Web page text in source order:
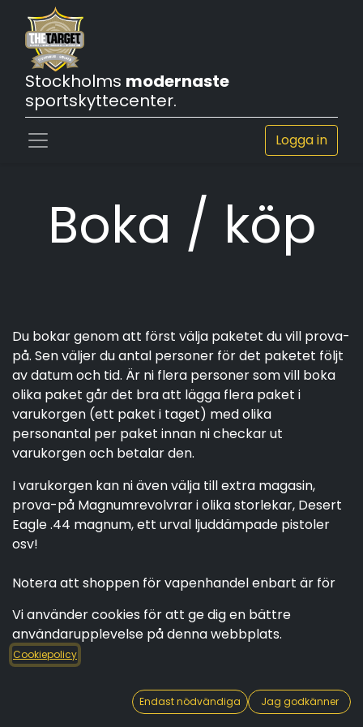
Stockholms modernaste
sportskyttecenter.
Logga in
Boka / köp
Du bokar genom att först välja paketet du vill prova-
på. Sen väljer du antal personer för det paketet följt
av datum och tid. Är ni flera personer som vill boka
olika paket går det bra att lägga flera paket i
varukorgen (ett paket i taget) med olika
personantal per paket innan ni checkar ut
varukorgen och betalar den.
I varukorgen kan ni även välja till extra magasin,
prova-på Magnumrevolvrar i olika storlekar, Desert
Eagle .44 magnum, ett urval ljuddämpade pistoler
osv!
Notera att shoppen för vapenhandel enbart är för
handeln har endast tidsbokade besök för
närvarande.
Vi använder cookies för att ge dig en bättre
användarupplevelse på denna webbplats.
Cookiepolicy
Endast nödvändiga Jag godkänner